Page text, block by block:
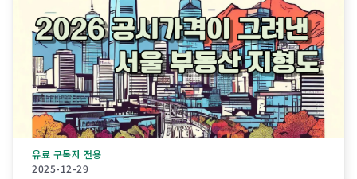
2025-12-29
유료 구독자 전용